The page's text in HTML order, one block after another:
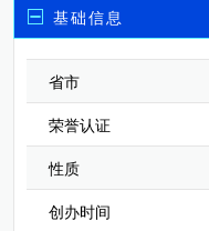
基础信息
省市
荣誉认证
性质
创办时间